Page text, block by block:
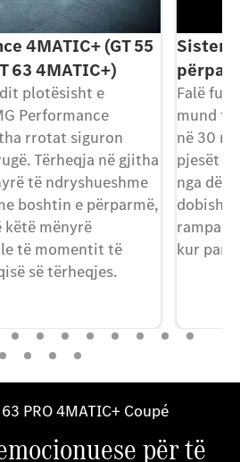
së boshtit të
së boshtit, ju
e përparmë deri
për të mbrojtur
të përparmë
të jetë e
kur vozitni mbi
dalje të pjerrëta ose
AMG
55
Makina
pasion
zhurma
ju mund
ekranin
PRO 4MATIC+ Coupé
për të